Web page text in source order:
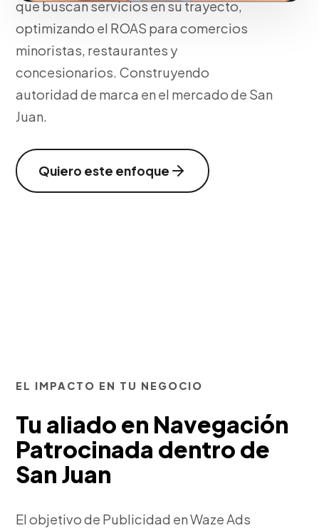
que buscan servicios en su trayecto,
optimizando el ROAS para comercios
minoristas, restaurantes y
concesionarios. Construyendo
autoridad de marca en el mercado de San
Juan.
Quiero este enfoque
EL IMPACTO EN TU NEGOCIO
Tu aliado en Navegación
Patrocinada dentro de
San Juan
El objetivo de Publicidad en Waze Ads